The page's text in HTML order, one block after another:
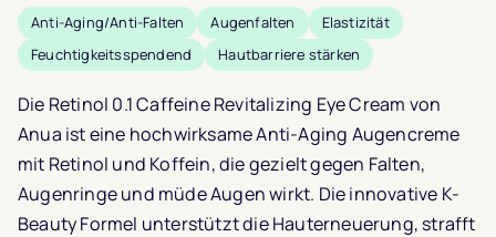
Anti-Aging/Anti-Falten Augenfalten
Elastizität
Feuchtigkeitsspendend
Hautbarriere stärken
Die Retinol 0.1 Caffeine Revitalizing Eye Cream von
Anua ist eine hochwirksame Anti-Aging Augencreme
mit Retinol und Koffein, die gezielt gegen Falten,
Augenringe und müde Augen wirkt. Die innovative K-
Beauty Formel unterstützt die Hauterneuerung, strafft